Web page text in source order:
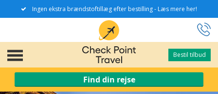
Ingen ekstra brændstoftillæg efter bestilling - Læs mere her!
Bestil tilbud
Bestil tilbud
Find din rejse